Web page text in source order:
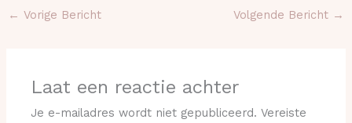
← Vorige Bericht Volgende Bericht →
Laat een reactie achter
Je e-mailadres wordt niet gepubliceerd. Vereiste